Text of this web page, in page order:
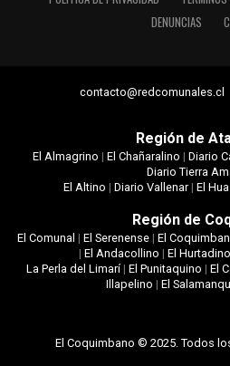
DENUNCIAS
Región de
El Almagrino | El Chañaralino | Diario
Diario Tierra
El Altino | Diario Vallenar| El
Región de
El Comunal | El Serenense| El
| El Andacollino | El Hurtadino
La Perla del Limarí|El Punitaquino |El
Illapelino | El
El Coquimbano © 2025. Todos